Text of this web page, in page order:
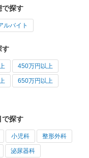
で探す
ルバイト
す
450万円以上
650万円以上
で探す
小児科 整形外科
泌尿器科